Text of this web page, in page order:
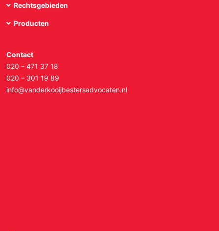
Rechtsgebieden
Producten
Contact
020 – 471 37 18
020 – 301 19 89
info@vanderkooijbestersadvocaten.nl